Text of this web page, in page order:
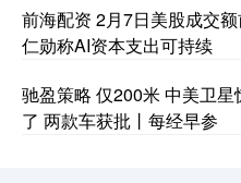
前海配资 2月7日美股成交
仁勋称AI资本支出可持续
驰盈策略 仅200米 中美卫星
了 两款车获批丨每经早参